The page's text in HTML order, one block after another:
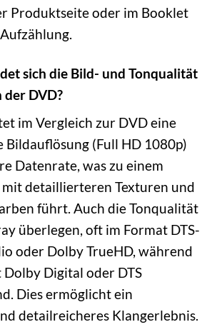
Produktseite oder im Booklet
sich die Bild- und Tonqualität
DVD?
im Vergleich zur DVD eine
(Full HD 1080p)
Datenrate, was zu einem
detaillierteren Texturen und
führt. Auch die Tonqualität
überlegen, oft im Format DTS-
oder Dolby TrueHD, während
Dolby Digital oder DTS
Dies ermöglicht ein
detailreicheres Klangerlebnis.